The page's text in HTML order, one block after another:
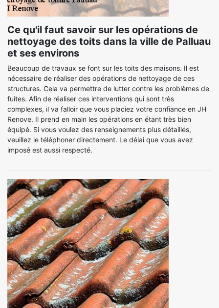
Ce qu'il faut savoir sur les opérations de
nettoyage des toits dans la ville de Palluau
et ses environs
Beaucoup de travaux se font sur les toits des maisons. Il est
nécessaire de réaliser des opérations de nettoyage de ces
structures. Cela va permettre de lutter contre les problèmes de
fuites. Afin de réaliser ces interventions qui sont très
complexes, il va falloir que vous placiez votre confiance en JH
Renove. Il prend en main les opérations en étant très bien
équipé. Si vous voulez des renseignements plus détaillés,
veuillez le téléphoner directement. Le délai que vous avez
imposé est aussi respecté.